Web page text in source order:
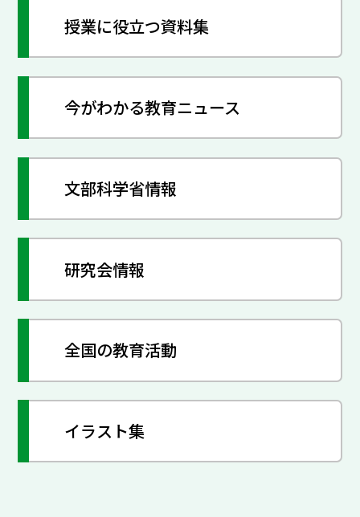
授業に役立つ資料集
今がわかる教育ニュース
文部科学省情報
研究会情報
全国の教育活動
イラスト集